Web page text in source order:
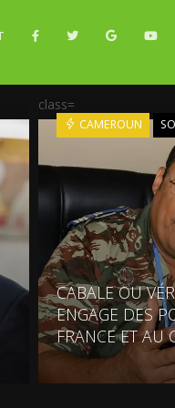
class=
CAMEROUN
CABALE OU
ENGAGE DES
FRANCE ET AU